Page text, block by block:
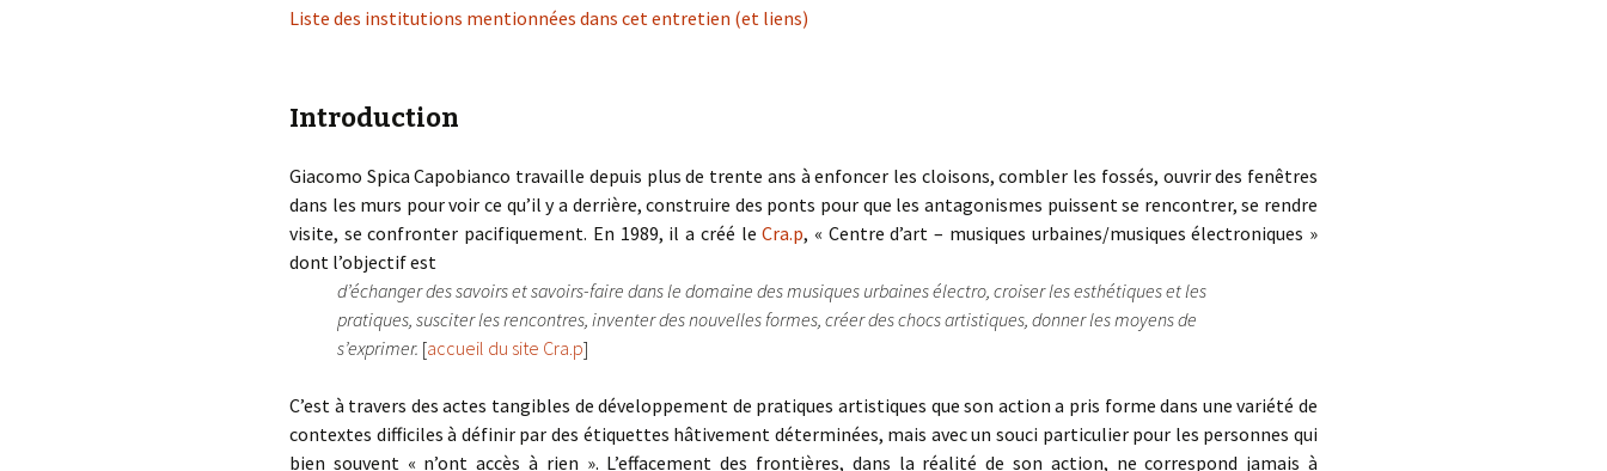
Liste des institutions mentionnées dans cet entretien (et liens)
Introduction
Giacomo Spica Capobianco travaille depuis plus de trente ans à enfoncer les cloisons, combler les fossés, ouvrir des fenêtres
dans les murs pour voir ce qu’il y a derrière, construire des ponts pour que les antagonismes puissent se rencontrer, se rendre
visite, se confronter pacifiquement. En 1989, il a créé leCra.p, « Centre d’art – musiques urbaines/musiques électroniques »
dont l’objectif est
d’échanger des savoirs et savoirs-faire dans le domaine des musiques urbaines électro, croiser les esthétiques et les
pratiques, susciter les rencontres, inventer des nouvelles formes, créer des chocs artistiques, donner les moyens de
s’exprimer. [accueil du site Cra.p]
C’est à travers des actes tangibles de développement de pratiques artistiques que son action a pris forme dans une variété de
contextes difficiles à définir par des étiquettes hâtivement déterminées, mais avec un souci particulier pour les personnes qui
bien souvent « n’ont accès à rien ». L’effacement des frontières, dans la réalité de son action, ne correspond jamais à